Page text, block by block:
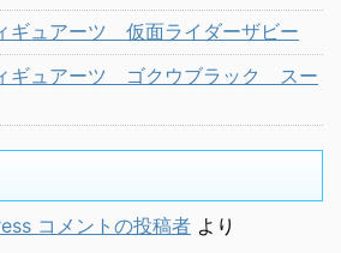
ギュアーツ 仮面ライダーザビー
ィギュアーツ ゴクウブラック スー
コメントの投稿者 より